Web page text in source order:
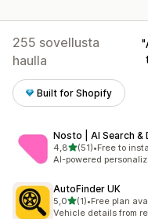
255 sovellusta
haulla
Built for Shopify
Nosto | AI Search &
4,8/ 5 tähteä
(51)
51 arvostelua
•Free to
AI-powered
AutoFinder UK
5,0/ 5 tähteä
(1)
1 arvostelua yhteensä
•Free plan
Vehicle details from